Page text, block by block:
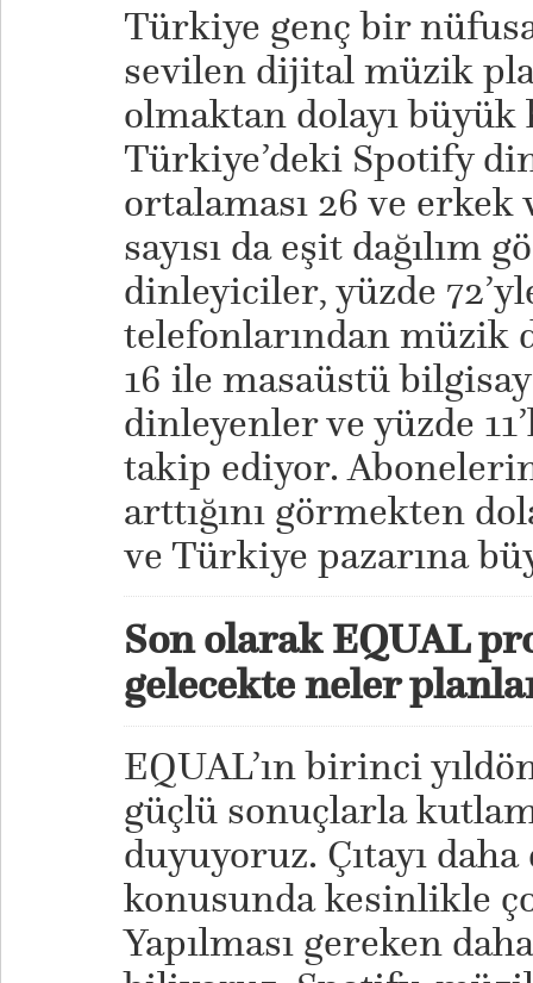
Türkiye genç bir
sevilen dijital müzik
olmaktan dolayı büyük
Türkiye’deki Spotify
ortalaması 26 ve
sayısı da eşit dağılım
dinleyiciler, yüzde
telefonlarından müzik
16 ile masaüstü
dinleyenler ve yüzde
takip ediyor.
arttığını görmekten
ve Türkiye pazarına
Son olarak EQUAL
gelecekte neler
EQUAL’ın birinci
güçlü sonuçlarla
duyuyoruz. Çıtayı
konusunda kesinlikle
Yapılması gereken